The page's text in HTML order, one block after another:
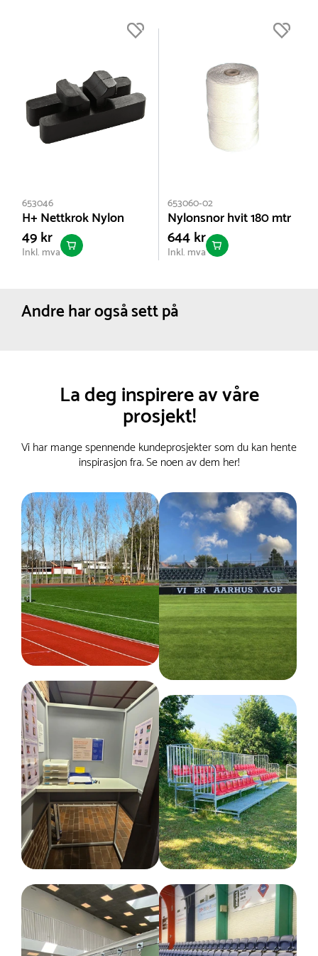
653046
H+ Nettkrok Nylon
49 kr
Inkl. mva
653060-02
Nylonsnor hvit 180 mtr
644 kr
Inkl. mva
Andre har også sett på
La deg inspirere av våre
prosjekt!
Vi har mange spennende kundeprosjekter som du kan hente
inspirasjon fra. Se noen av dem her!